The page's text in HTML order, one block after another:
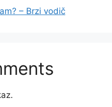
– Brzi vodič